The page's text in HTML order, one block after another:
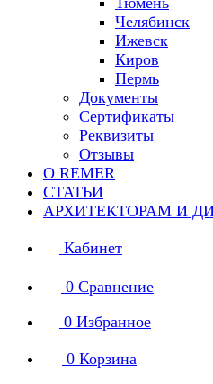
Челябинск
Ижевск
Киров
Пермь
Документы
Сертификаты
Реквизиты
Отзывы
О REMER
СТАТЬИ
АРХИТЕКТОРАМ И
Кабинет
0 Сравнение
0 Избранное
0 Корзина